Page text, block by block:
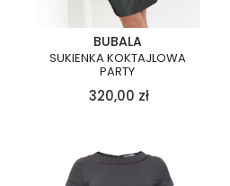
BUBALA
SUKIENKA KOKTAJLOWA
PARTY
320,00 zł